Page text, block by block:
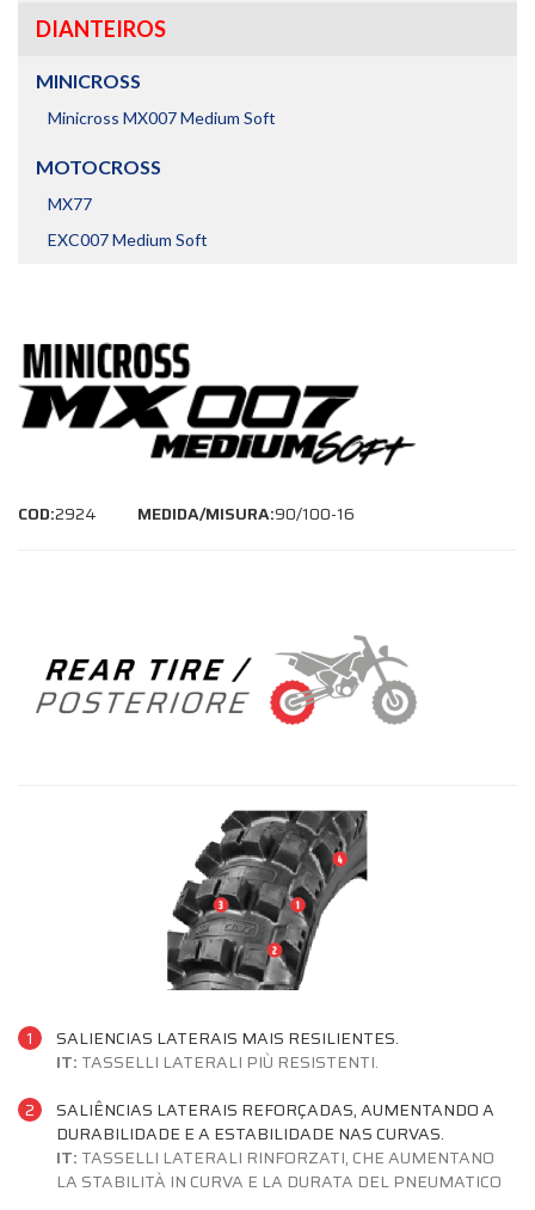
DIANTEIROS
MINICROSS
Minicross MX007 Medium Soft
MOTOCROSS
MX77
EXC007 Medium Soft
COD:2924 MEDIDA/MISURA:90/100-16
1
SALIENCIAS LATERAIS MAIS RESILIENTES.
IT: TASSELLI LATERALI PIÙ RESISTENTI.
2
SALIÊNCIAS LATERAIS REFORÇADAS, AUMENTANDO A
DURABILIDADE E A ESTABILIDADE NAS CURVAS.
IT: TASSELLI LATERALI RINFORZATI, CHE AUMENTANO
LA STABILITÀ IN CURVA E LA DURATA DEL PNEUMATICO